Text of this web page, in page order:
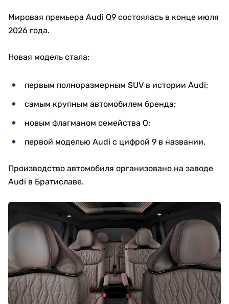
Мировая премьера Audi Q9 состоялась в конце июля
2026 года.
Новая модель стала:
первым полноразмерным SUV в истории Audi;
самым крупным автомобилем бренда;
новым флагманом семейства Q;
первой моделью Audi с цифрой 9 в названии.
Производство автомобиля организовано на заводе
Audi в Братиславе.